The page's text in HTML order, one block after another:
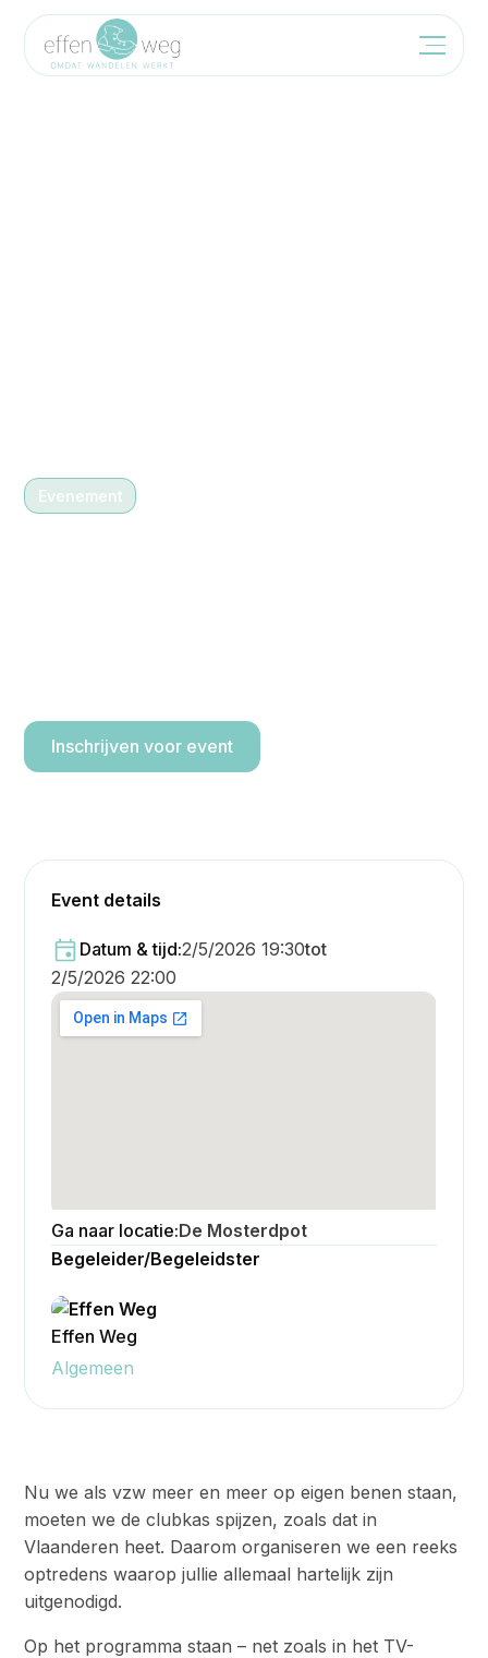
Evenement 2/5/2026 19:30
Inschrijven voor event
Nu we als vzw meer en meer op eigen benen staan,
moeten we de clubkas spijzen, zoals dat in
Vlaanderen heet. Daarom organiseren we een reeks
optredens waarop jullie allemaal hartelijk zijn
uitgenodigd.
Op het programma staan – net zoals in het TV-
Event details
Datum & tijd:2/5/2026 19:30tot
2/5/2026 22:00
Ga naar locatie:De Mosterdpot
Begeleider/Begeleidster
Effen Weg
Algemeen